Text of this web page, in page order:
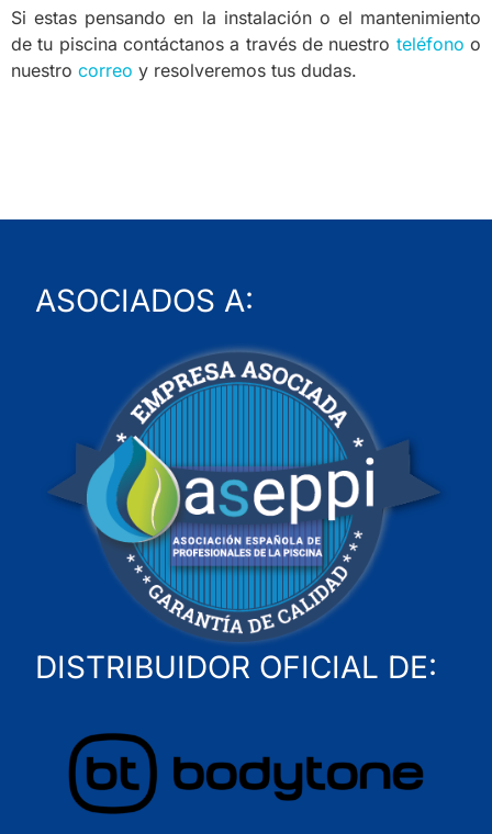
Si estas pensando en la instalación o el mantenimiento
de tu piscina contáctanos a través de nuestro teléfono o
nuestro correo y resolveremos tus dudas.
ASOCIADOS A:
DISTRIBUIDOR OFICIAL DE: